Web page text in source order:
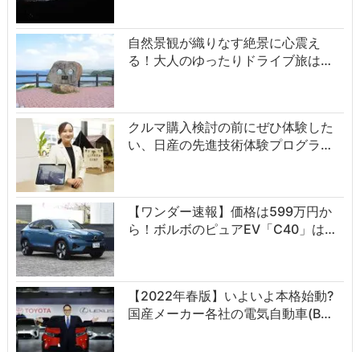
自然景観が織りなす絶景に心震え
る！大人のゆったりドライブ旅は…
クルマ購入検討の前にぜひ体験した
い、日産の先進技術体験プログラ…
【ワンダー速報】価格は599万円か
ら！ボルボのピュアEV「C40」は…
【2022年春版】いよいよ本格始動?
国産メーカー各社の電気自動車(B…